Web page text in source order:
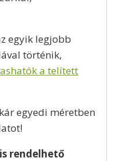
egyik legjobb
történik,
a telített
egyedi méretben
rendelhető